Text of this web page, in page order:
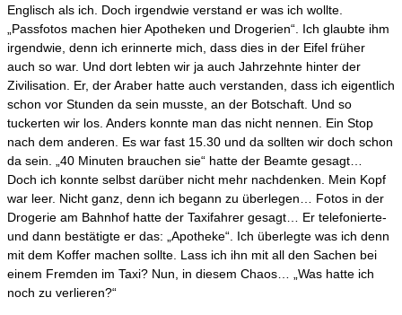
Englisch als ich. Doch irgendwie verstand er was ich wollte.
„Passfotos machen hier Apotheken und Drogerien“. Ich glaubte ihm
irgendwie, denn ich erinnerte mich, dass dies in der Eifel früher
auch so war. Und dort lebten wir ja auch Jahrzehnte hinter der
Zivilisation. Er, der Araber hatte auch verstanden, dass ich eigentlich
schon vor Stunden da sein musste, an der Botschaft. Und so
tuckerten wir los. Anders konnte man das nicht nennen. Ein Stop
nach dem anderen. Es war fast 15.30 und da sollten wir doch schon
da sein. „40 Minuten brauchen sie“ hatte der Beamte gesagt…
Doch ich konnte selbst darüber nicht mehr nachdenken. Mein Kopf
war leer. Nicht ganz, denn ich begann zu überlegen… Fotos in der
Drogerie am Bahnhof hatte der Taxifahrer gesagt… Er telefonierte-
und dann bestätigte er das: „Apotheke“. Ich überlegte was ich denn
mit dem Koffer machen sollte. Lass ich ihn mit all den Sachen bei
einem Fremden im Taxi? Nun, in diesem Chaos… „Was hatte ich
noch zu verlieren?“